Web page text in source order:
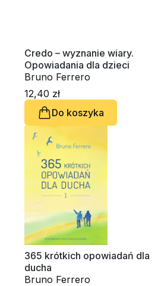
Credo – wyznanie wiary.
Opowiadania dla dzieci
Bruno Ferrero
12,40 zł
Do koszyka
365 krótkich opowiadań dla
ducha
Bruno Ferrero